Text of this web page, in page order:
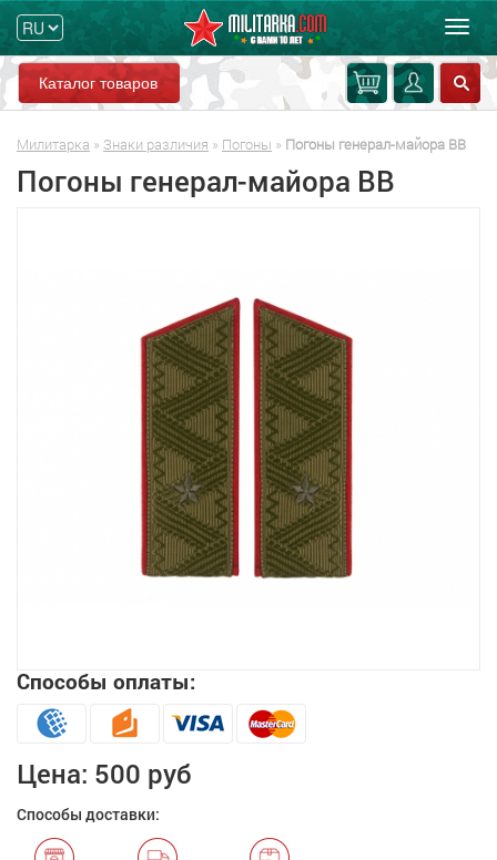
Каталог товаров
Милитарка » Знаки различия » Погоны » Погоны генерал-майора ВВ
Погоны генерал-майора ВВ
Способы оплаты:
Цена: 500 руб
Способы доставки: